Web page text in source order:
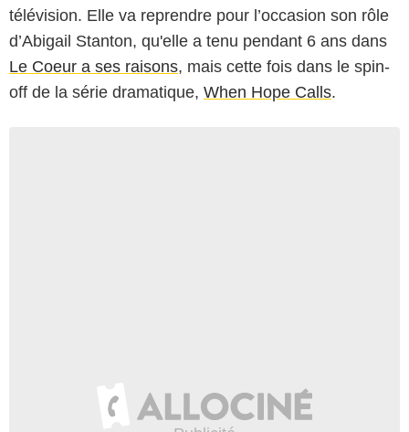
télévision. Elle va reprendre pour l’occasion son rôle
d’Abigail Stanton, qu'elle a tenu pendant 6 ans dans
Le Coeur a ses raisons, mais cette fois dans le spin-
off de la série dramatique, When Hope Calls.